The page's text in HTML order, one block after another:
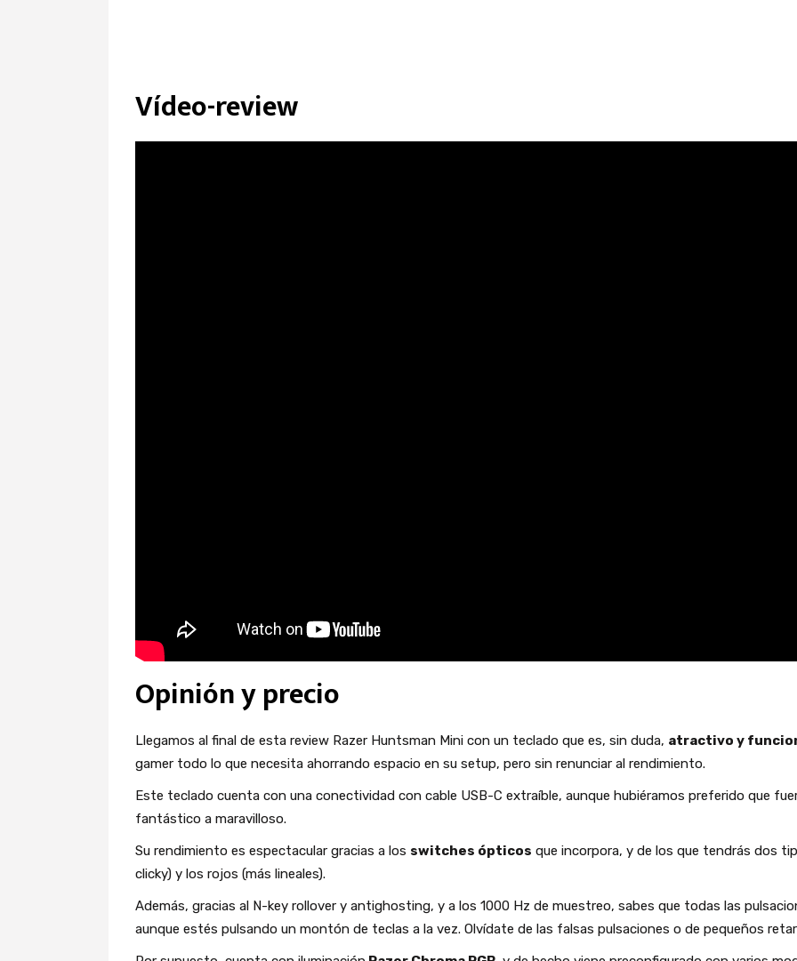
Vídeo-review
Opinión y precio
Llegamos al final de esta review Razer Huntsman Mini con un teclado que es, sin duda, atractivo y
gamer todo lo que necesita ahorrando espacio en su setup, pero sin renunciar al rendimiento.
Este teclado cuenta con una conectividad con cable USB-C extraíble, aunque hubiéramos preferido que
fantástico a maravilloso.
Su rendimiento es espectacular gracias a los switches ópticos que incorpora, y de los que tendrás dos
clicky) y los rojos (más lineales).
Además, gracias al N-key rollover y antighosting, y a los 1000 Hz de muestreo, sabes que todas las
aunque estés pulsando un montón de teclas a la vez. Olvídate de las falsas pulsaciones o de pequeños